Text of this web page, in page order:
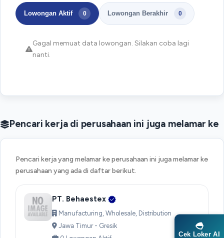
Lowongan Aktif 0 Lowongan Berakhir 0
Gagal memuat data lowongan. Silakan coba lagi
nanti.
Pencari kerja di perusahaan ini juga melamar ke
Pencari kerja yang melamar ke perusahaan ini juga melamar ke
perusahaan yang ada di daftar berikut.
PT. Behaestex
Manufacturing, Wholesale, Distribution
Jawa Timur - Gresik
Cek Loker AI